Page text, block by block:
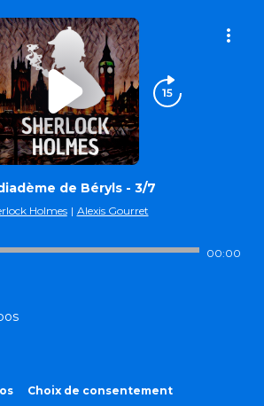
de Béryls - 3/7
Holmes | Alexis Gourret
00:00
Choix de consentement